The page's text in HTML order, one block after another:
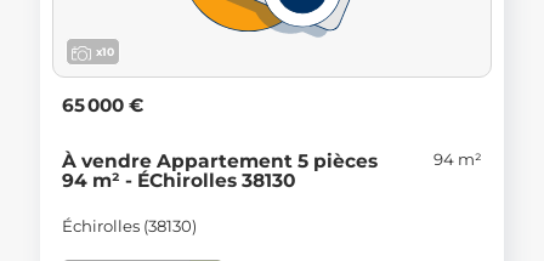
x10
65 000 €
À vendre Appartement 5 pièces
94 m² - ÉChirolles 38130
94 m²
Échirolles (38130)